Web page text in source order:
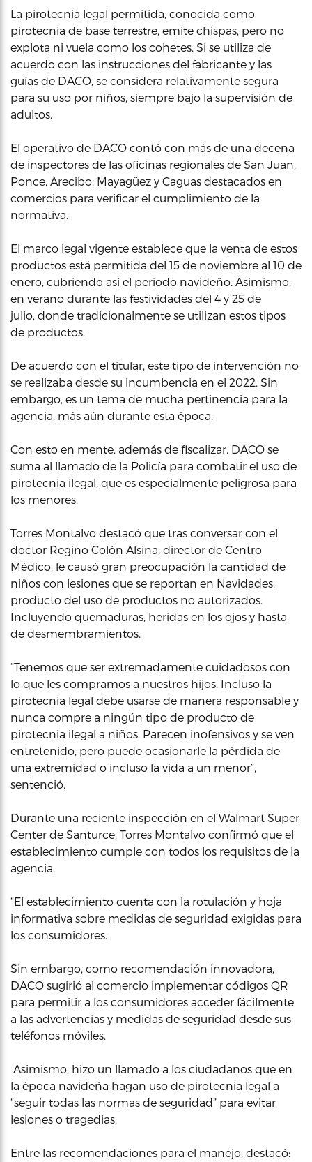
La pirotecnia legal permitida, conocida como
pirotecnia de base terrestre, emite chispas, pero no
explota ni vuela como los cohetes. Si se utiliza de
acuerdo con las instrucciones del fabricante y las
guías de DACO, se considera relativamente segura
para su uso por niños, siempre bajo la supervisión de
adultos.
El operativo de DACO contó con más de una decena
de inspectores de las oficinas regionales de San Juan,
Ponce, Arecibo, Mayagüez y Caguas destacados en
comercios para verificar el cumplimiento de la
normativa.
El marco legal vigente establece que la venta de estos
productos está permitida del 15 de noviembre al 10 de
enero, cubriendo así el periodo navideño. Asimismo,
en verano durante las festividades del 4 y 25 de
julio, donde tradicionalmente se utilizan estos tipos
de productos.
De acuerdo con el titular, este tipo de intervención no
se realizaba desde su incumbencia en el 2022. Sin
embargo, es un tema de mucha pertinencia para la
agencia, más aún durante esta época.
Con esto en mente, además de fiscalizar, DACO se
suma al llamado de la Policía para combatir el uso de
pirotecnia ilegal, que es especialmente peligrosa para
los menores.
Torres Montalvo destacó que tras conversar con el
doctor Regino Colón Alsina, director de Centro
Médico, le causó gran preocupación la cantidad de
niños con lesiones que se reportan en Navidades,
producto del uso de productos no autorizados.
Incluyendo quemaduras, heridas en los ojos y hasta
de desmembramientos.
“Tenemos que ser extremadamente cuidadosos con
lo que les compramos a nuestros hijos. Incluso la
pirotecnia legal debe usarse de manera responsable y
nunca compre a ningún tipo de producto de
pirotecnia ilegal a niños. Parecen inofensivos y se ven
entretenido, pero puede ocasionarle la pérdida de
una extremidad o incluso la vida a un menor”,
sentenció.
Durante una reciente inspección en el Walmart Super
Center de Santurce, Torres Montalvo confirmó que el
establecimiento cumple con todos los requisitos de la
agencia.
“El establecimiento cuenta con la rotulación y hoja
informativa sobre medidas de seguridad exigidas para
los consumidores.
Sin embargo, como recomendación innovadora,
DACO sugirió al comercio implementar códigos QR
para permitir a los consumidores acceder fácilmente
a las advertencias y medidas de seguridad desde sus
teléfonos móviles.
Asimismo, hizo un llamado a los ciudadanos que en
la época navideña hagan uso de pirotecnia legal a
“seguir todas las normas de seguridad” para evitar
lesiones o tragedias.
Entre las recomendaciones para el manejo, destacó: